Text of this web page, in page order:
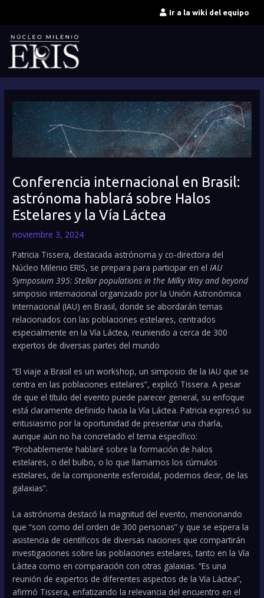
contenido
Ir a la wiki del equipo
Conferencia internacional en Brasil:
astrónoma hablará sobre Halos
Estelares y la Vía Láctea
noviembre 3, 2024
Patricia Tissera, destacada astrónoma y co-directora del
Núcleo Milenio ERIS, se prepara para participar en el IAU
Symposium 395: Stellar populations in the Milky Way and beyond
simposio internacional organizado por la Unión Astronómica
Internacional (IAU) en Brasil, donde se abordarán temas
relacionados con las poblaciones estelares, centrados
especialmente en la Vía Láctea, reuniendo a cerca de 300
expertos de diversas partes del mundo
“El viaje a Brasil es un workshop, un simposio de la IAU que se
centra en las poblaciones estelares”, explicó Tissera. A pesar
de que el título del evento puede parecer general, su enfoque
está claramente definido hacia la Vía Láctea. Patricia expresó su
entusiasmo por la oportunidad de presentar una charla,
aunque aún no ha concretado el tema específico:
“Probablemente hablaré sobre la formación de halos
estelares, o del bulbo, o lo que llamamos los cúmulos
estelares, de la componente esferoidal, podemos decir, de las
galaxias”.
La astrónoma destacó la magnitud del evento, mencionando
que “son como del orden de 300 personas” y que se espera la
asistencia de científicos de diversas naciones que compartirán
investigaciones sobre las poblaciones estelares, tanto en la Vía
Láctea como en comparación con otras galaxias. “Es una
reunión de expertos de diferentes aspectos de la Vía Láctea”,
afirmó Tissera, enfatizando la relevancia del encuentro en el